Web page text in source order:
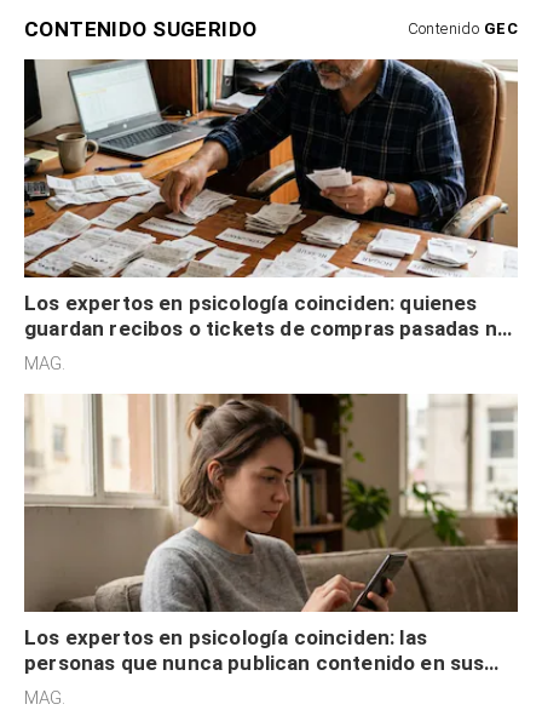
CONTENIDO SUGERIDO Contenido GEC
Los expertos en psicología coinciden: quienes
guardan recibos o tickets de compras pasadas no
son acumuladores, sino que tienen necesidad de
MAG.
Los expertos en psicología coinciden: las
personas que nunca publican contenido en sus
redes sociales no pretenden buscar validación
MAG.